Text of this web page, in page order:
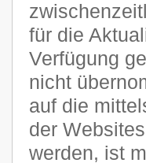
für die
Verfügung
nicht
auf die
der
werden, ist